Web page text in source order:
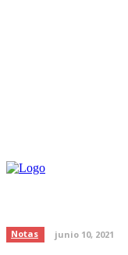
Beneficios
Notas junio 10, 2021